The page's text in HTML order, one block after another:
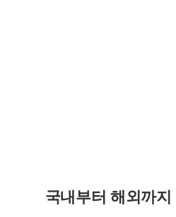
국내부터 해외까지